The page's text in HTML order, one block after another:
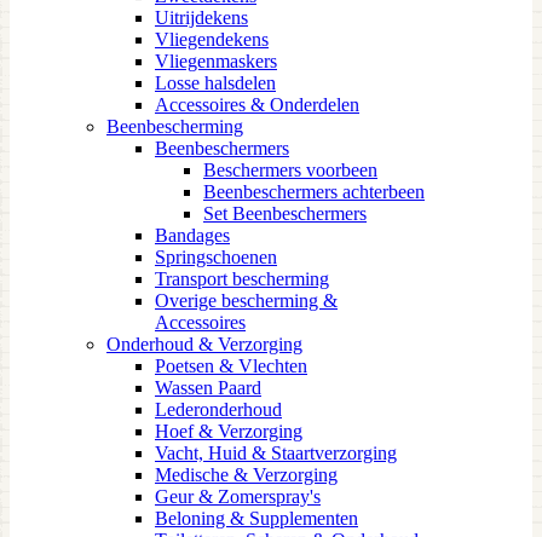
Uitrijdekens
Vliegendekens
Vliegenmaskers
Losse halsdelen
Accessoires & Onderdelen
Beenbescherming
Beenbeschermers
Beschermers voorbeen
Beenbeschermers achterbeen
Set Beenbeschermers
Bandages
Springschoenen
Transport bescherming
Overige bescherming &
Accessoires
Onderhoud & Verzorging
Poetsen & Vlechten
Wassen Paard
Lederonderhoud
Hoef & Verzorging
Vacht, Huid & Staartverzorging
Medische & Verzorging
Geur & Zomerspray's
Beloning & Supplementen